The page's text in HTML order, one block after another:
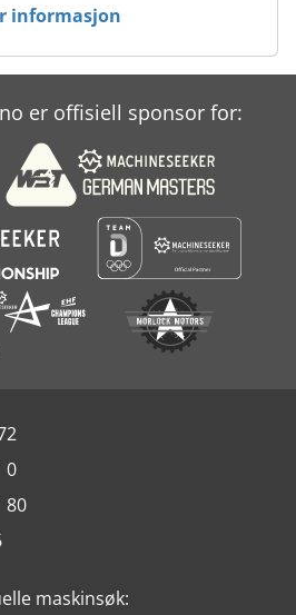
informasjon
er offisiell sponsor for:
0
80
maskinsøk: